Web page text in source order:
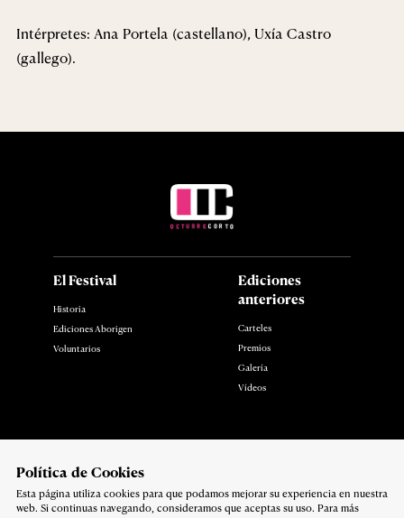
Polí­tica de Cookies
Esta página utiliza cookies para que podamos mejorar su experiencia en nuestra
web. Si continuas navegando, consideramos que aceptas su uso. Para más
Intérpretes: Ana Portela (castellano), Uxía Castro
(gallego).
El Festival
Historia
Ediciones Aborigen
Voluntarios
Ediciones
anteriores
Carteles
Premios
Galería
Vídeos
Política de privacidad Síguenos en: